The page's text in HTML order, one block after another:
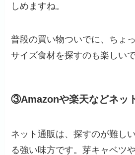
しめますね。
普段の買い物ついでに、ちょ
サイズ食材を探すのも楽しいで
③Amazonや楽天などネッ
ネット通販は、探すのが難し
る強い味方です。芽キャベツ